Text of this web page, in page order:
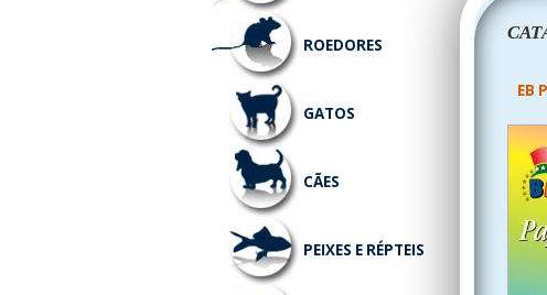
ROEDORES
GATOS
CÃES
PEIXES E RÉPTEIS
EB